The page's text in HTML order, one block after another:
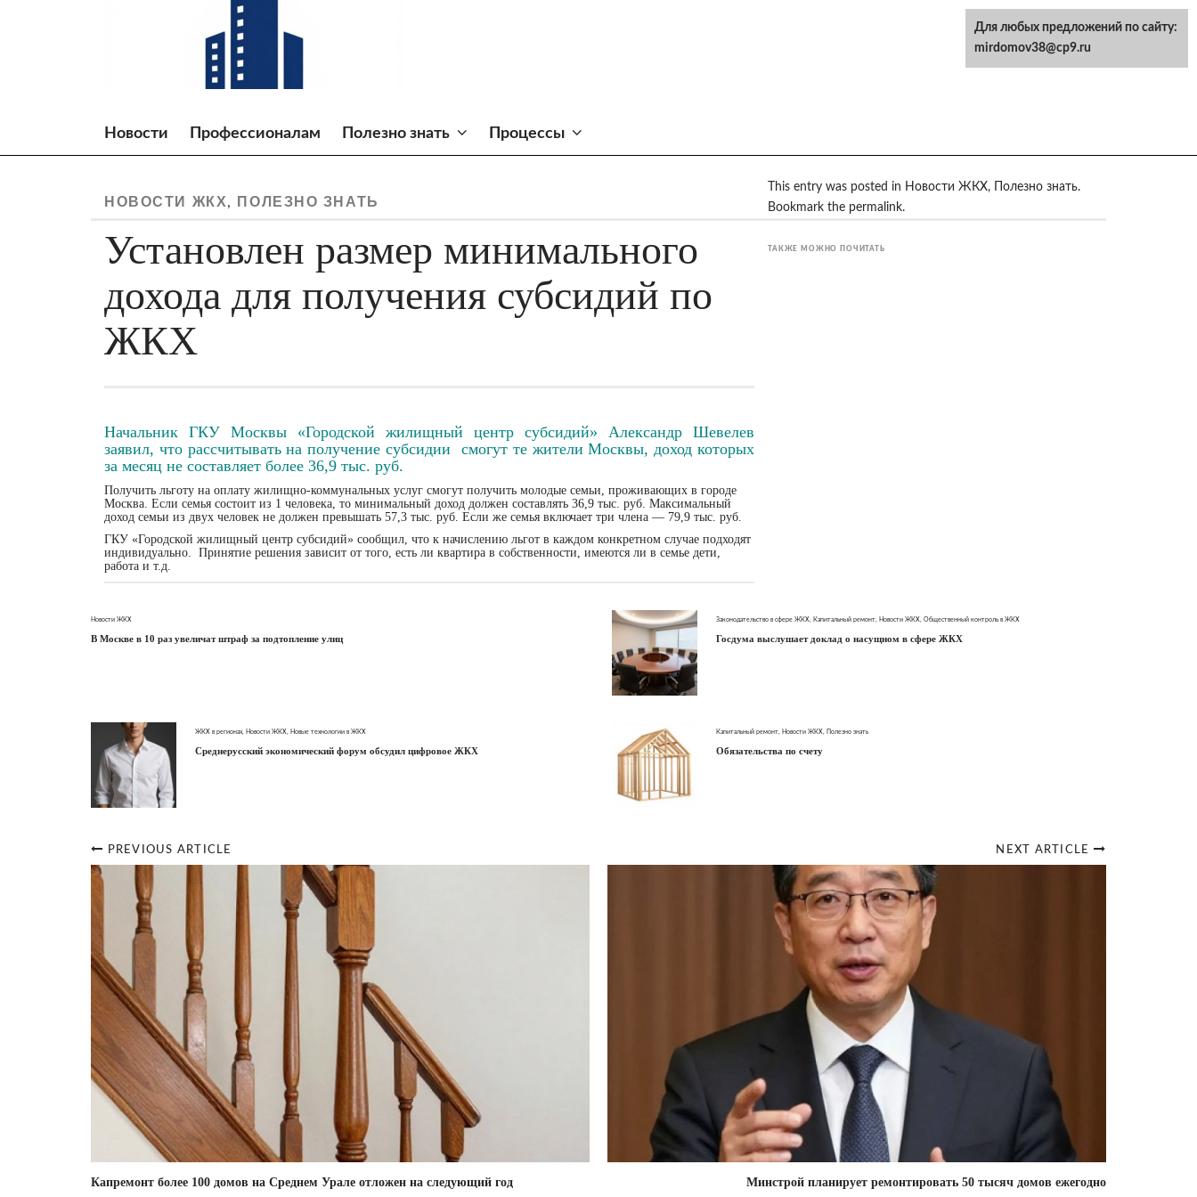
Новости Профессионалам Полезно знать Процессы
НОВОСТИ ЖКХ, ПОЛЕЗНО ЗНАТЬ
Установлен размер минимального
дохода для получения субсидий по
ЖКХ
Начальник ГКУ Москвы «Городской жилищный центр субсидий» Александр Шевелев
заявил, что рассчитывать на получение субсидии смогут те жители Москвы, доход которых
за месяц не составляет более 36,9 тыс. руб.
Получить льготу на оплату жилищно-коммунальных услуг смогут получить молодые семьи, проживающих в городе
Москва. Если семья состоит из 1 человека, то минимальный доход должен составлять 36,9 тыс. руб. Максимальный
доход семьи из двух человек не должен превышать 57,3 тыс. руб. Если же семья включает три члена — 79,9 тыс. руб.
ГКУ «Городской жилищный центр субсидий» сообщил, что к начислению льгот в каждом конкретном случае подходят
индивидуально. Принятие решения зависит от того, есть ли квартира в собственности, имеются ли в семье дети,
работа и т.д.
This entry was posted in Новости ЖКХ, Полезно знать.
Bookmark the permalink.
ТАКЖЕ МОЖНО ПОЧИТАТЬ
Новости ЖКХ
В Москве в 10 раз увеличат штраф за подтопление улиц
Законодательство в сфере ЖКХ Капитальный ремонт Новости ЖКХ Общественный контроль в ЖКХ
Госдума выслушает доклад о насущном в сфере ЖКХ
ЖКХ в регионах Новости ЖКХ Новые технологии в ЖКХ
Среднерусский экономический форум обсудил цифровое ЖКХ
Капитальный ремонт Новости ЖКХ Полезно знать
Обязательства по счету
Post
navigation
NEXT ARTICLE
Минстрой планирует ремонтировать 50 тысяч домов ежегодно
PREVIOUS ARTICLE
Капремонт более 100 домов на Среднем Урале отложен на следующий год
Для любых предложений по сайту:
mirdomov38@cp9.ru